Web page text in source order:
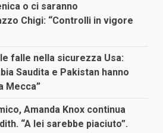
o ci saranno
Chigi: “Controlli in vigore
falle nella sicurezza Usa:
Saudita e Pakistan hanno
Mecca”
Amanda Knox continua
“A lei sarebbe piaciuto”.